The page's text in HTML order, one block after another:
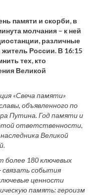
памяти и скорби, в
молчания – к ней
различные
России. В 16:15
тех, кто
Великой
«Свеча памяти»
объявленного по
Путина. Год памяти и
ответственности,
Великой
более 180 ключевых
связать события
ценности
память: героизм